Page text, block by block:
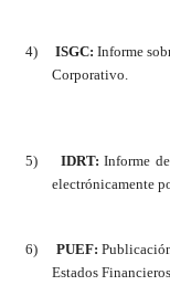
4) ISGC: Informe
Corporativo.
5) IDRT: Informe
electrónicamente
6) PUEF:
Estados